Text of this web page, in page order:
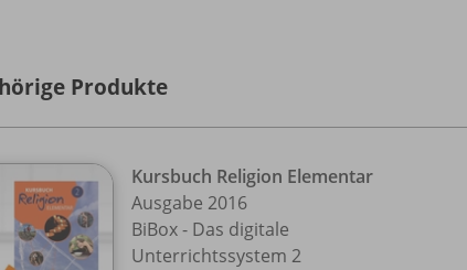
Produkte
Kursbuch Religion Elementar
Ausgabe 2016
BiBox - Das digitale
Unterrichtssystem 2